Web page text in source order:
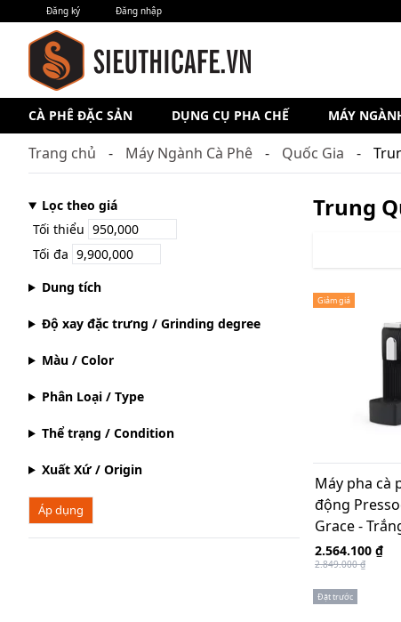
Đăng ký Đăng nhập
CÀ PHÊ ĐẶC SẢN DỤNG CỤ PHA CHẾ MÁY
Trang chủ Máy Ngành Cà Phê Quốc Gia
Lọc theo giá
Tối thiểu
Tối đa
Dung tích
Độ xay đặc trưng / Grinding degree
Màu / Color
Phân Loại / Type
Thể trạng / Condition
Xuất Xứ / Origin
Áp dụng
Trung
Giảm giá
Máy pha cà
động
Grace -
2.564.100 ₫
2.849.000 ₫
Đặt trước